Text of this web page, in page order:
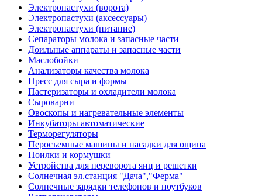
Электропастухи (ворота)
Электропастухи (аксессуары)
Электропастухи (питание)
Сепараторы молока и запасные части
Доильные аппараты и запасные части
Маслобойки
Анализаторы качества молока
Пресс для сыра и формы
Пастеризаторы и охладители молока
Сыроварни
Овоскопы и нагревательные элементы
Инкубаторы автоматические
Терморегуляторы
Перосъемные машины и насадки для ощипа
Поилки и кормушки
Устройства для переворота яиц и решетки
Солнечная эл.станция "Дача","Ферма"
Солнечные зарядки телефонов и ноутбуков